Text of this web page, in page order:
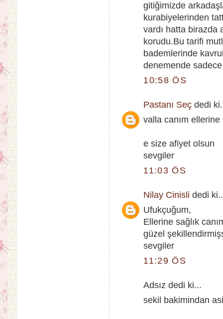
gitiğimizde
kurabiyelerinden
vardı hatta birazda
korudu.Bu tarifi
bademlerinde
denemende
10:58 ÖS
Pastanı Seç dedi
valla canım
e size afiyet olsun
sevgiler
11:03 ÖS
Nilay Cinisli dedi
Ufukçuğum,
Ellerine sağlık
güzel
sevgiler
11:29 ÖS
Adsız dedi ki...
sekil bakimindan